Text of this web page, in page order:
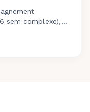
sem complexe),